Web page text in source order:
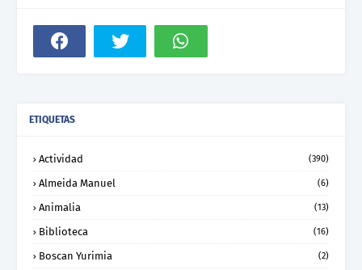
ETIQUETAS
Actividad (390)
Almeida Manuel (6)
Animalia (13)
Biblioteca (16)
Boscan Yurimia (2)